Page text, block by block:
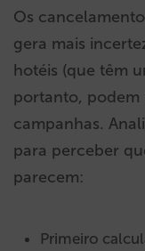
Os
gera mais
hotéis (que têm
portanto, podem
campanhas.
para perceber
parecem:
Primeiro